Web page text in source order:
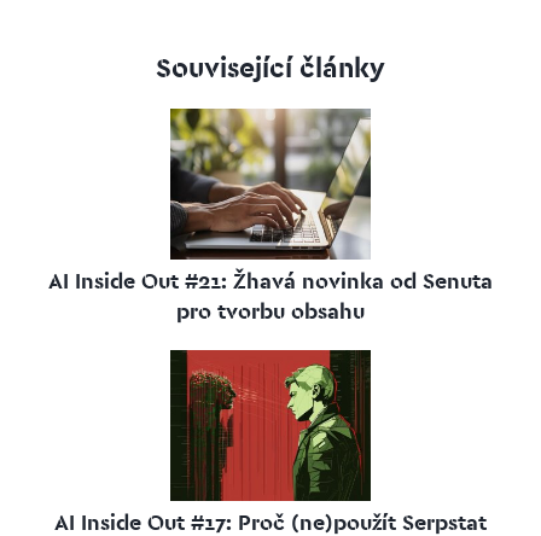
Související články
AI Inside Out #21: Žhavá novinka od Senuta
pro tvorbu obsahu
AI Inside Out #17: Proč (ne)použít Serpstat